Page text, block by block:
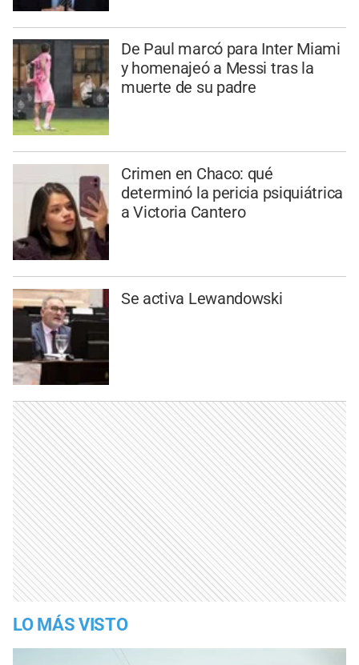
De Paul marcó para Inter Miami
y homenajeó a Messi tras la
muerte de su padre
Crimen en Chaco: qué
determinó la pericia psiquiátrica
a Victoria Cantero
Se activa Lewandowski
LO MÁS VISTO